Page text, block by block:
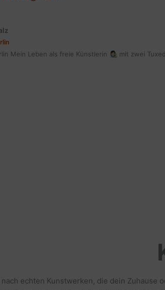
Mein Leben als freie Künstlerin 👩🏻‍🎨 mit zwei
echten Kunstwerken, die dein